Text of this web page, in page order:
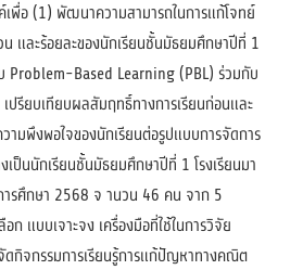
เพื่อ (1) พัฒนาความสามารถในการแก้โจทย์
และร้อยละของนักเรียนชั้นมัธยมศึกษาปีที่ 1
Problem-Based Learning (PBL) ร่วมกับ
รียบเทียบผลสัมฤทธิ์ทางการเรียนก่อนและ
ามพึงพอใจของนักเรียนต่อรูปแบบการจัดการ
เป็นนักเรียนชั้นมัธยมศึกษาปีที่ 1 โรงเรียนมา
รศึกษา 2568 จ านวน 46 คน จาก 5
อก แบบเจาะจง เครื่องมือที่ใช้ในการวิจัย
กิจกรรมการเรียนรู้การแก้ปัญหาทางคณิต